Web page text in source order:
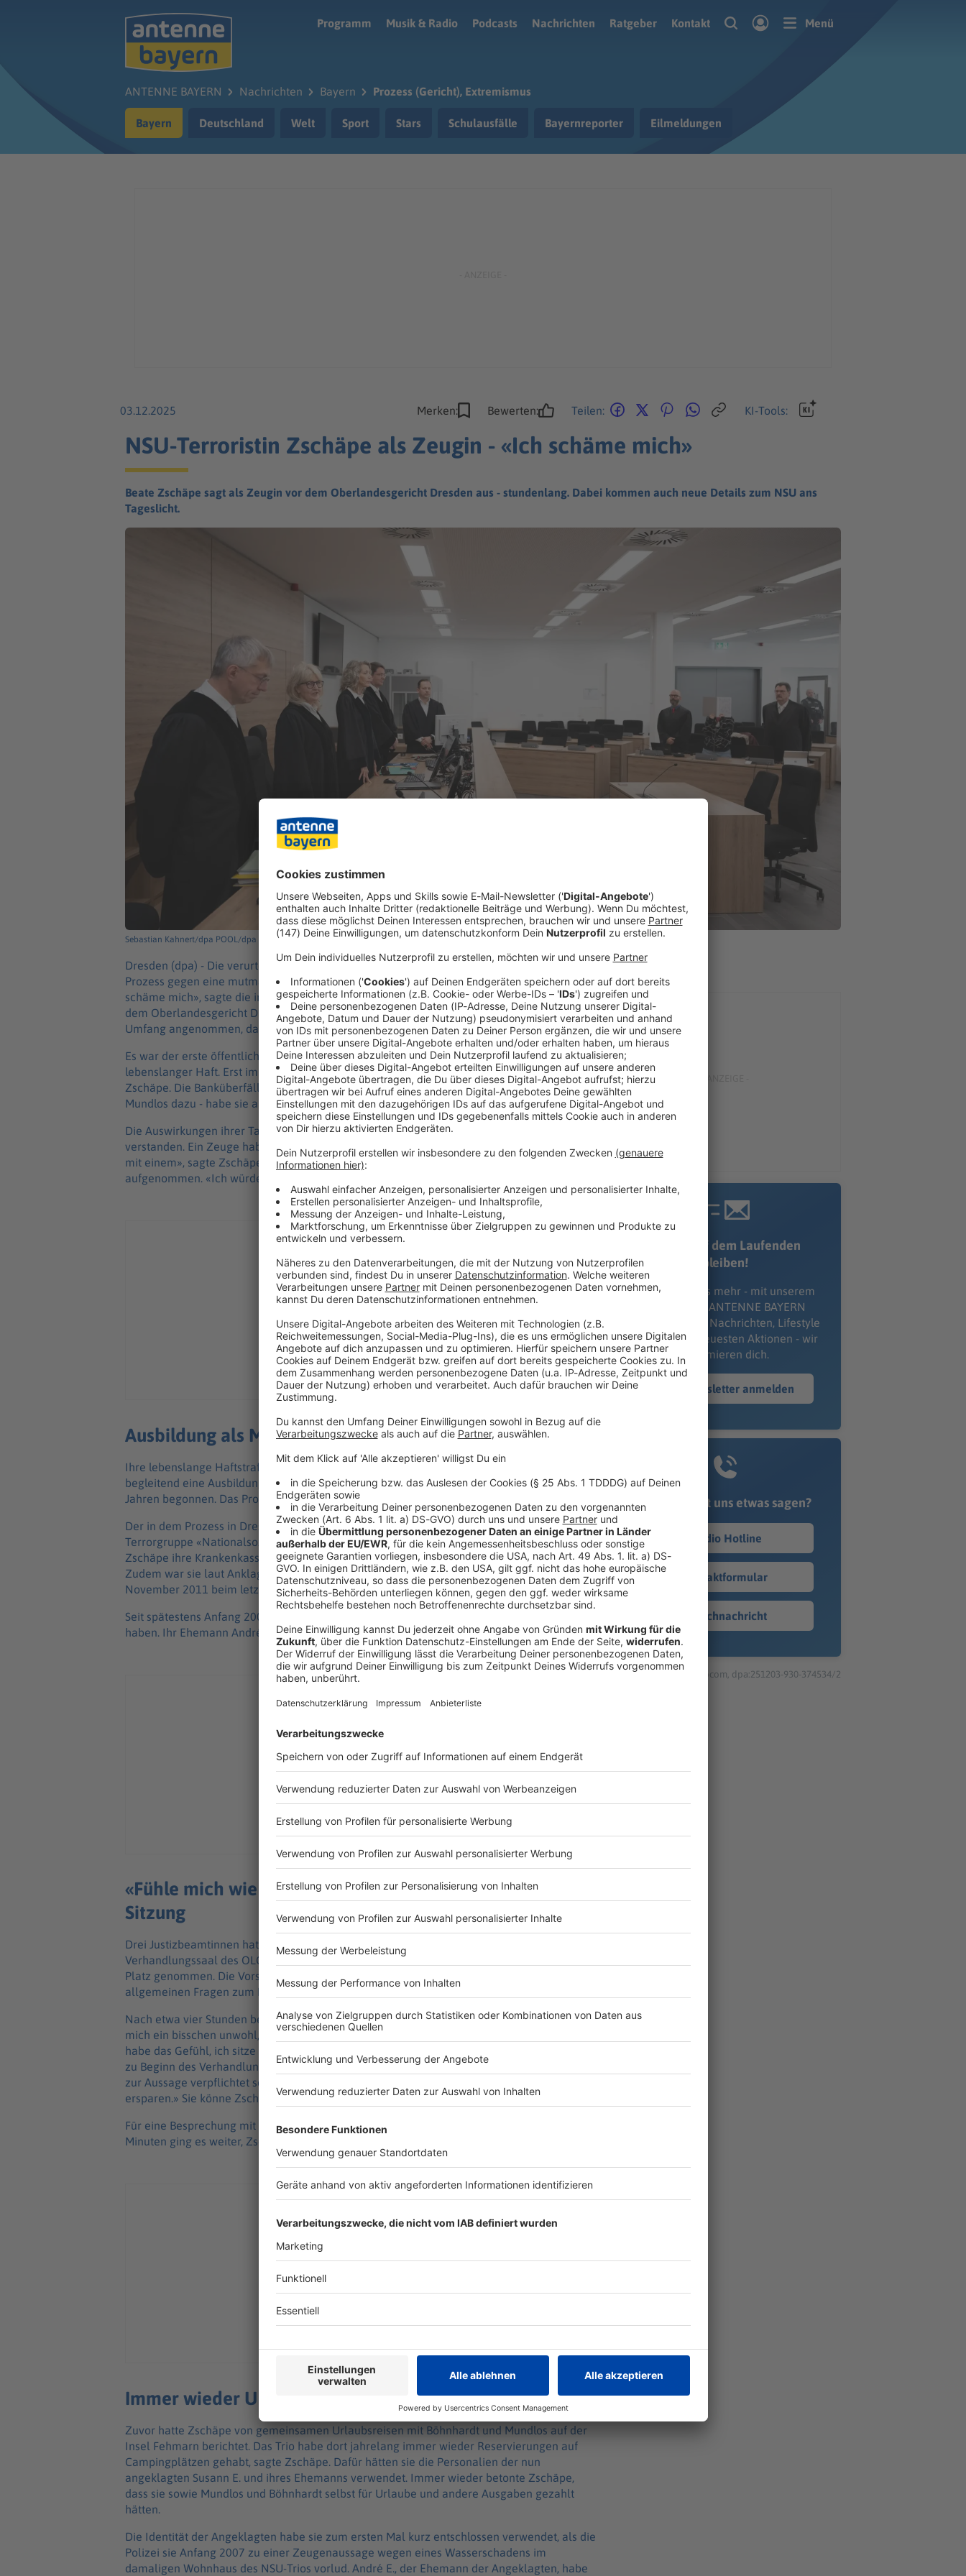
Programm
Musik & Radio Podcasts Nachrichten Ratgeber Kontakt Menü
ANTENNE BAYERN Nachrichten Bayern Prozess (Gericht), Extremismus
Bayern Deutschland Welt Sport Stars Schulausfälle Bayernreporter Eilmeldungen
03.12.2025 Merken: Bewerten: Teilen: KI-Tools:
NSU-Terroristin Zschäpe als Zeugin - «Ich schäme mich»
Beate Zschäpe sagt als Zeugin vor dem Oberlandesgericht Dresden aus - stundenlang. Dabei kommen auch neue Details zum NSU ans
Tageslicht.
Sebastian Kahnert/dpa POOL/dpa
Dresden (dpa) - Die verurteilte NSU-Terroristin Beate Zschäpe hat als Zeugin in einem
Prozess gegen eine mutmaßliche Vertraute stundenlang ausgesagt - und Reue gezeigt. «Ich
schäme mich», sagte die inzwischen 50-Jährige bei ihrer detaillierten Zeugenaussage vor
dem Oberlandesgericht Dresden. Sie habe ihre Verurteilung von 2018 inzwischen in vollem
Umfang angenommen, das habe aber eine Weile gedauert.
Es war der erste öffentliche Auftritt der NSU-Terroristin seit ihrer Verurteilung zu
lebenslanger Haft. Erst im Prozess habe sie angefangen, ihre Schuld einzusehen, sagte
Zschäpe. Die Banküberfälle ihres Trios - neben ihr gehörten Uwe Böhnhardt und Uwe
Mundlos dazu - habe sie als weniger schlimm betrachtet.
Die Auswirkungen ihrer Taten auf Zeugen habe sie erst durch die Aussagen bei Gericht
verstanden. Ein Zeuge habe etwa nicht mehr arbeiten können. «Natürlich macht das was
mit einem», sagte Zschäpe. Zu Opfern und Angehörigen habe sie keinen Kontakt
aufgenommen. «Ich würde das als übergriffig empfinden», sagte Zschäpe.
Ausbildung als Modenäherin
Ihre lebenslange Haftstrafe verbüßt die Terroristin in der JVA Chemnitz. Zschäpe berichtete,
begleitend eine Ausbildung zur Modenäherin zu absolvieren. Diese habe sie vor anderthalb
Jahren begonnen. Das Programm soll noch bis Ende 2026 dauern.
Der in dem Prozess in Dresden angeklagten Susann E. wirft die Bundesanwaltschaft vor, die
Terrorgruppe «Nationalsozialistischer Untergrund» (NSU) unterstützt zu haben. Sie soll
Zschäpe ihre Krankenkassenkarte und ihre Personalien zur Verfügung gestellt haben.
Zudem war sie laut Anklage am Abholen eines Wohnmobils beteiligt, das der NSU am 4.
November 2011 beim letzten Raubüberfall in Eisenach verwendete.
Seit spätestens Anfang 2007 soll E. von den rassistisch motivierten Morden des NSU gewusst
haben. Ihr Ehemann André E. wurde 2018 zu zweieinhalb Jahren Haft verurteilt.
«Fühle mich wie auf Anklagebank» - Richterin unterbricht
Sitzung
Drei Justizbeamtinnen hatten Zschäpe am Morgen in Handschellen in den
Verhandlungssaal des OLG in Dresden geführt. Im Zeugenstand hatte da bereits ihr Anwalt
Platz genommen. Die Vorsitzende Richterin Simone Herberger leitete die Befragung mit
allgemeinen Fragen zum NSU ein, bevor sie auf das Verhältnis zur Angeklagten einging.
Nach etwa vier Stunden beschwerte sich Zschäpe über die Fragen der Richterin. «Ich fühle
mich ein bisschen unwohl, nicht klassisch wie bei einer Zeugenaussage», sagte sie. «Ich
habe das Gefühl, ich sitze auf der Anklagebank.» Herberger betonte daraufhin, wie bereits
zu Beginn des Verhandlungstages, dass Zschäpe als einziges überlebendes NSU-Mitglied
zur Aussage verpflichtet sei. «Ich kann Ihnen die Beantwortung dieser Fragen nicht
ersparen.» Sie könne Zschäpe aber länger Zeit geben, sich damit auseinanderzusetzen.
Für eine Besprechung mit ihrem Anwalt unterbrach Herberger die Sitzung. Erst nach 40
Minuten ging es weiter, Zschäpe setzte ihre Aussage fort.
Immer wieder Urlaubsreisen nach Fehmarn
Zuvor hatte Zschäpe von gemeinsamen Urlaubsreisen mit Böhnhardt und Mundlos auf der
Insel Fehmarn berichtet. Das Trio habe dort jahrelang immer wieder Reservierungen auf
Campingplätzen gehabt, sagte Zschäpe. Dafür hätten sie die Personalien der nun
angeklagten Susann E. und ihres Ehemanns verwendet. Immer wieder betonte Zschäpe,
dass sie sowie Mundlos und Böhnhardt selbst für Urlaube und andere Ausgaben gezahlt
hätten.
Die Identität der Angeklagten habe sie zum ersten Mal kurz entschlossen verwendet, als die
Polizei sie Anfang 2007 zu einer Zeugenaussage wegen eines Wasserschadens im
damaligen Wohnhaus des NSU-Trios vorlud. André E., der Ehemann der Angeklagten, habe
Immer auf dem Laufenden
bleiben!
Verpass' nichts mehr - mit unserem
kostenlosen ANTENNE BAYERN
Newsletter. Ob Nachrichten, Lifestyle
oder unsere neuesten Aktionen - wir
informieren dich.
Zum Newsletter anmelden
Du möchtest uns etwas sagen?
Studio Hotline
Kontaktformular
Sprachnachricht
© dpa-infocom, dpa:251203-930-374534/2